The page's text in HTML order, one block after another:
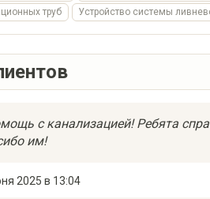
труб
Устройство системы
с канализацией! Ребята
им!
2025 в 13:04